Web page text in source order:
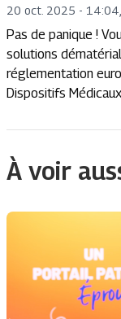
20 oct. 2025 - 14:04
Pas de panique !
solutions
réglementation
Dispositifs
À voir